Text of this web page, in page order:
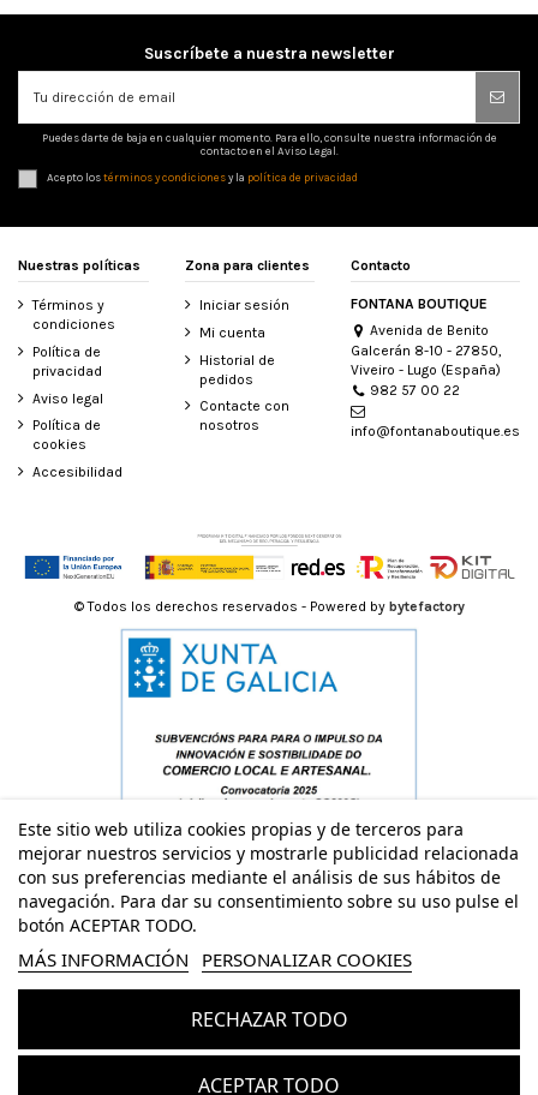
Suscríbete a nuestra newsletter
Puedes darte de baja en cualquier momento. Para ello, consulte nuestra información de
contacto en el Aviso Legal.
Acepto lostérminos y condicionesy la política de privacidad
Nuestras políticas
Términos y
condiciones
Política de
privacidad
Aviso legal
Política de
cookies
Accesibilidad
Zona para clientes
Iniciar sesión
Mi cuenta
Historial de
pedidos
Contacte con
nosotros
Contacto
FONTANA BOUTIQUE
Avenida de Benito
Galcerán 8-10 - 27850,
Viveiro - Lugo (España)
982 57 00 22
info@fontanaboutique.es
Este sitio web utiliza cookies propias y de terceros para
mejorar nuestros servicios y mostrarle publicidad relacionada
con sus preferencias mediante el análisis de sus hábitos de
navegación. Para dar su consentimiento sobre su uso pulse el
botón ACEPTAR TODO.
MÁS INFORMACIÓN PERSONALIZAR COOKIES
RECHAZAR TODO
ACEPTAR TODO
© Todos los derechos reservados - Powered by bytefactory